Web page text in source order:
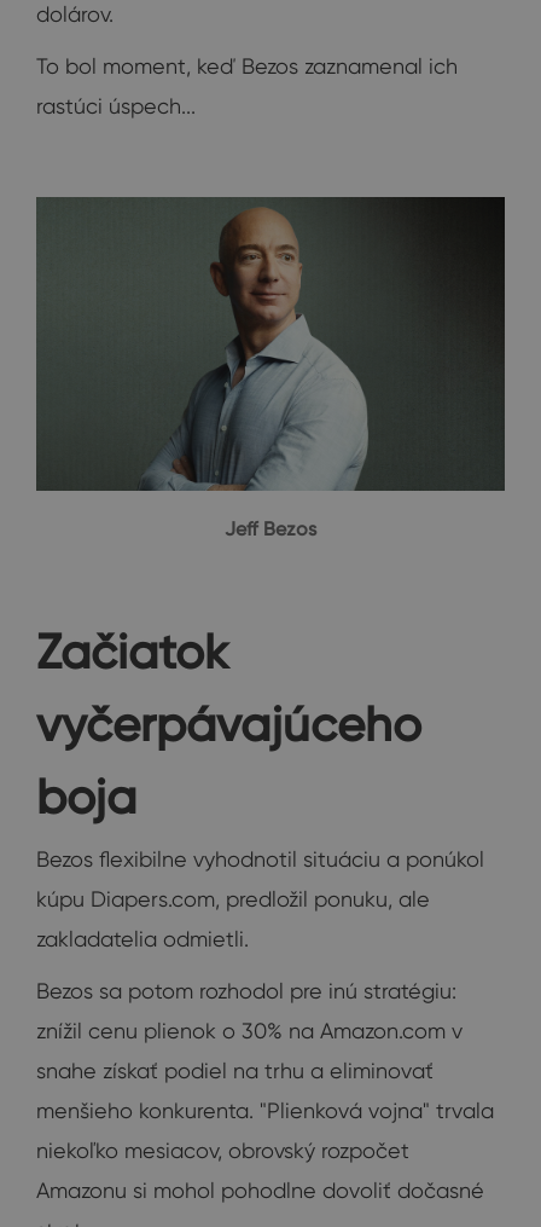
dolárov.
To bol moment, keď Bezos zaznamenal ich
rastúci úspech...
Jeff Bezos
Začiatok
vyčerpávajúceho
boja
Bezos flexibilne vyhodnotil situáciu a ponúkol
kúpu Diapers.com, predložil ponuku, ale
zakladatelia odmietli.
Bezos sa potom rozhodol pre inú stratégiu:
znížil cenu plienok o 30% na Amazon.com v
snahe získať podiel na trhu a eliminovať
menšieho konkurenta. "Plienková vojna" trvala
niekoľko mesiacov, obrovský rozpočet
Amazonu si mohol pohodlne dovoliť dočasné